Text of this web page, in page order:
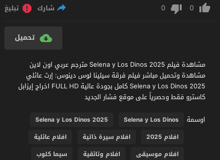
0
0 شارك تبليغ
تحميل
مشاهدة فيلم Selena y Los Dinos 2025 مترجم عربي اون لاين
مشاهدة وتحميل مباشر فيلم فرقة سيلينا لوس دينوس: إرث عائلي
Selena y Los Dinos 2025 كامل بجودة عالية FULL HD اخراج إيزابل
كاسترو فقط وحصرياً على موقع فشار الجديد
اوسمة
Selena y Los Dinos
Selena y Los Dinos 2025
افلام 2025
افلام سيرة ذاتية
افلام عائلية
افلام موسيقى
افلام وثائقية
سيما كلوب